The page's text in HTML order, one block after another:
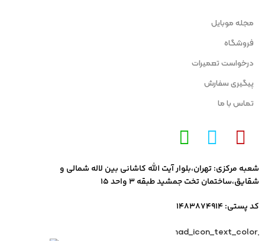
مجله موبایل
فروشگاه
درخواست تعمیرات
پیگیری سفارش
تماس با ما
شعبه مرکزی: تهران،بلوار آیت الله کاشانی بین لاله شمالی و
شقایق،ساختمان تخت جمشید طبقه ۳ واحد ۱۵
کد پستی: ۱۴۸۳۸۷۴۹۱۴